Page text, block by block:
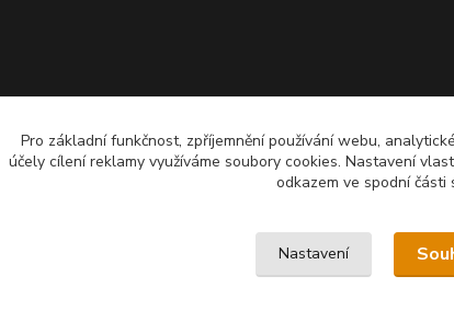
Pro základní funkčnost, zpříjemnění používání webu,
účely cílení reklamy využíváme soubory cookies. Nastavení
odkazem ve spodní části
Nastavení